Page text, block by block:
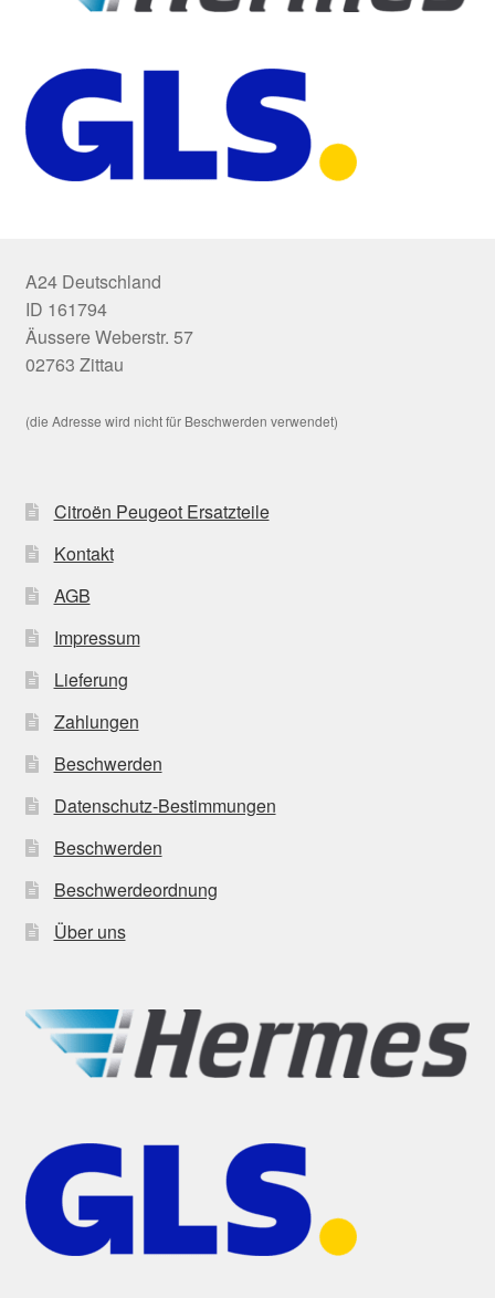
A24 Deutschland
ID 161794
Äussere Weberstr. 57
02763 Zittau
(die Adresse wird nicht für Beschwerden verwendet)
Citroën Peugeot Ersatzteile
Kontakt
AGB
Impressum
Lieferung
Zahlungen
Beschwerden
Datenschutz-Bestimmungen
Beschwerden
Beschwerdeordnung
Über uns